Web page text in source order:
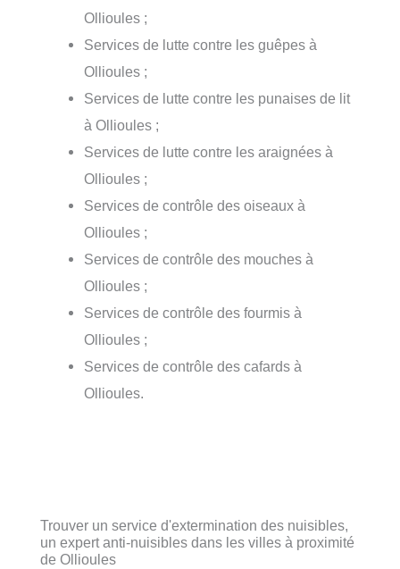
Ollioules ;
Services de lutte contre les guêpes à
Ollioules ;
Services de lutte contre les punaises de lit
à Ollioules ;
Services de lutte contre les araignées à
Ollioules ;
Services de contrôle des oiseaux à
Ollioules ;
Services de contrôle des mouches à
Ollioules ;
Services de contrôle des fourmis à
Ollioules ;
Services de contrôle des cafards à
Ollioules.
Trouver un service d'extermination des nuisibles,
un expert anti-nuisibles dans les villes à proximité
de Ollioules